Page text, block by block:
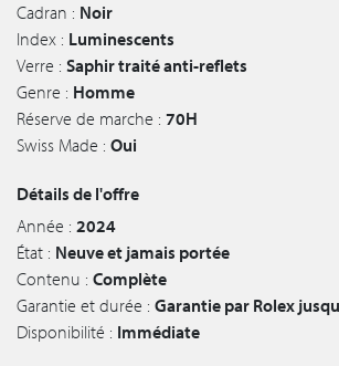
Cadran : Noir
Index : Luminescents
Verre : Saphir traité anti-reflets
Genre : Homme
Réserve de marche : 70H
Swiss Made : Oui
Détails de l'offre
Année : 2024
État : Neuve et jamais portée
Contenu : Complète
Garantie et durée : Garantie par Rolex
Disponibilité : Immédiate